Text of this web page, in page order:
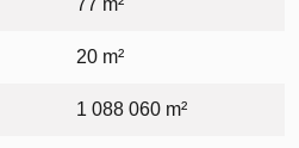
77 m²
20 m²
1 088 060 m²